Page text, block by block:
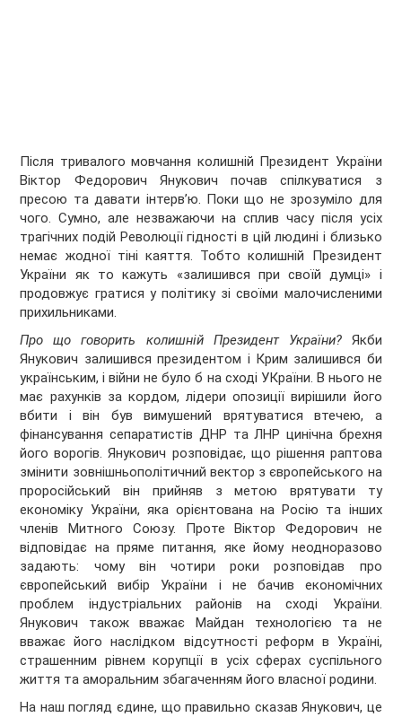
Після тривалого мовчання колишній Президент України
Віктор Федорович Янукович почав спілкуватися з
пресою та давати інтерв’ю. Поки що не зрозуміло для
чого. Сумно, але незважаючи на сплив часу після усіх
трагічних подій Революції гідності в цій людині і близько
немає жодної тіні каяття. Тобто колишній Президент
України як то кажуть «залишився при своїй думці» і
продовжує гратися у політику зі своїми малочисленими
прихильниками.
Про що говорить колишній Президент України?Якби
Янукович залишився президентом і Крим залишився би
українським, і війни не було б на сході УКраїни. В нього не
має рахунків за кордом, лідери опозиції вирішили його
вбити і він був вимушений врятуватися втечею, а
фінансування сепаратистів ДНР та ЛНР цинічна брехня
його ворогів. Янукович розповідає, що рішення раптова
змінити зовнішньополітичний вектор з європейського на
проросійський він прийняв з метою врятувати ту
економіку України, яка орієнтована на Росію та інших
членів Митного Союзу. Проте Віктор Федорович не
відповідає на пряме питання, яке йому неодноразово
задають: чому він чотири роки розповідав про
європейський вибір України і не бачив економічних
проблем індустріальних районів на сході України.
Янукович також вважає Майдан технологією та не
вважає його наслідком відсутності реформ в Україні,
страшенним рівнем корупції в усіх сферах суспільного
життя та аморальним збагаченням його власної родини.
На наш погляд єдине, що правильно сказав Янукович, це